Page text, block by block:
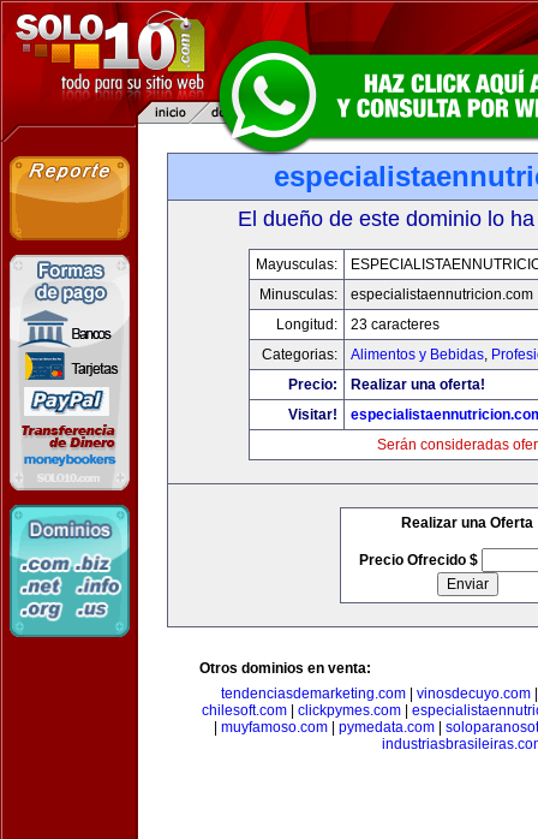
El dueño de este dominio lo
Mayusculas:
Minusculas:
especialistaennutricion.com
Longitud:
23 caracteres
Categorias:
Alimentos y Bebidas,
Precio:
Realizar una oferta!
Visitar!
Serán consideradas
Realizar una Oferta
Precio Ofrecido $
Otros dominios en venta:
tendenciasdemarketing.com| vinosdecuyo.com
chilesoft.com
clickpymes.com
muyfamoso.com pymedata.com